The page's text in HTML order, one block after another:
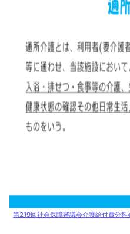
第219回社会保障審議会介護給付費分